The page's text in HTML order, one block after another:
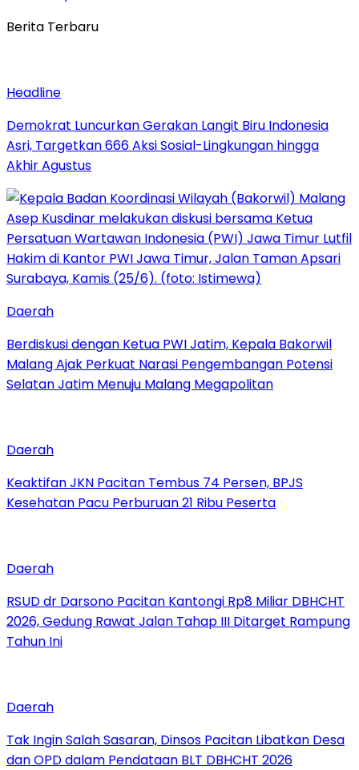
Berita Terbaru
Headline
Demokrat Luncurkan Gerakan Langit Biru Indonesia
Asri, Targetkan 666 Aksi Sosial-Lingkungan hingga
Akhir Agustus
Daerah
Berdiskusi dengan Ketua PWI Jatim, Kepala Bakorwil
Malang Ajak Perkuat Narasi Pengembangan Potensi
Selatan Jatim Menuju Malang Megapolitan
Daerah
Keaktifan JKN Pacitan Tembus 74 Persen, BPJS
Kesehatan Pacu Perburuan 21 Ribu Peserta
Daerah
RSUD dr Darsono Pacitan Kantongi Rp8 Miliar DBHCHT
2026, Gedung Rawat Jalan Tahap III Ditarget Rampung
Tahun Ini
Daerah
Tak Ingin Salah Sasaran, Dinsos Pacitan Libatkan Desa
dan OPD dalam Pendataan BLT DBHCHT 2026